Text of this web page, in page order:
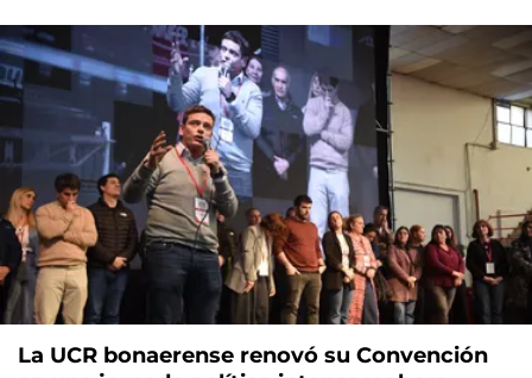
La UCR bonaerense renovó su Convención